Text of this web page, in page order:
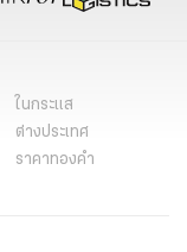
ในกระแส
ต่างประเทศ
ราคาทองคำ